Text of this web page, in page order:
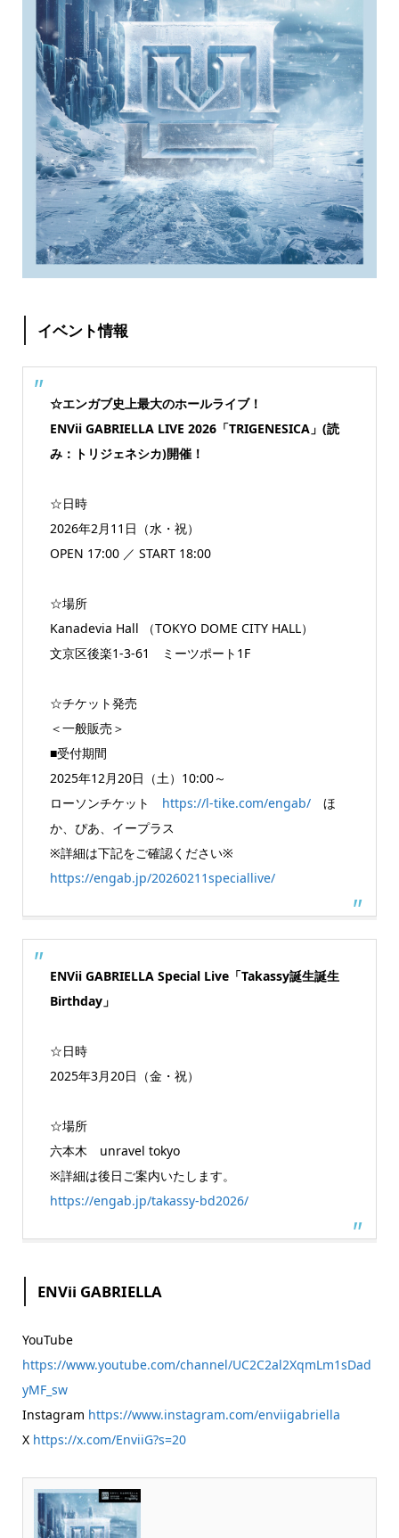
イベント情報
☆エンガブ史上最大のホールライブ！
ENVii GABRIELLA LIVE 2026「TRIGENESICA」(読
み：トリジェネシカ)開催！
☆日時
2026年2月11日（水・祝）
OPEN 17:00 ／ START 18:00
☆場所
Kanadevia Hall （TOKYO DOME CITY HALL）
文京区後楽1-3-61 ミーツポート1F
☆チケット発売
＜一般販売＞
■受付期間
2025年12月20日（土）10:00～
ローソンチケット https://l-tike.com/engab/ほ
か、ぴあ、イープラス
※詳細は下記をご確認ください※
https://engab.jp/20260211speciallive/
ENVii GABRIELLA Special Live「Takassy誕生誕生
Birthday」
☆日時
2025年3月20日（金・祝）
☆場所
六本木 unravel tokyo
※詳細は後日ご案内いたします。
https://engab.jp/takassy-bd2026/
ENVii GABRIELLA
YouTube
https://www.youtube.com/channel/UC2C2al2XqmLm1sDad
yMF_sw
Instagram https://www.instagram.com/enviigabriella
X https://x.com/EnviiG?s=20